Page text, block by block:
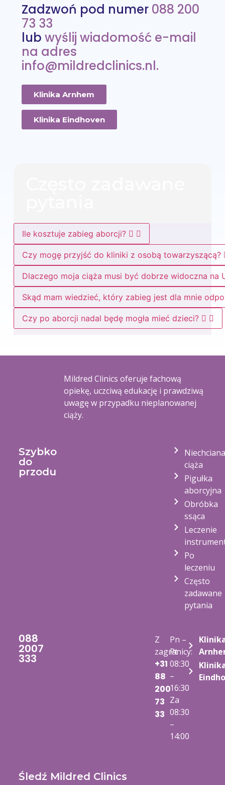
Zadzwoń pod numer 088 200
73 33
lub wyślij wiadomość e-mail
na adres
info@mildredclinics.nl.
Klinika Arnhem
Klinika Eindhoven
Ile kosztuje zabieg aborcji?
Czy mogę przyjść do kliniki z osobą towarzyszącą?
Dlaczego moja ciąża musi być dobrze widoczna na
Skąd mam wiedzieć, który zabieg jest dla mnie
Czy po aborcji nadal będę mogła mieć dzieci?
Mildred Clinics oferuje fachową
opiekę, uczciwą edukację i prawdziwą
uwagę w przypadku nieplanowanej
ciąży.
Szybko
do
przodu
Niechciana
ciąża
Pigułka
aborcyjna
Obróbka
ssąca
Leczenie
Po
leczeniu
Często
zadawane
pytania
088
2007
333
Z
zagranicy:
+31
88
200
73
33
Pn –
Pt
08:30
–
16:30
Za
08:30
–
14:00
Śledź Mildred Clinics